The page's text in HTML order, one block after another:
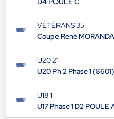
VÉTÉRANS 35
Coupe René
U20 21
U20 Ph 2 Phase 1
U18 1
U17 Phase 1 D2 POULE